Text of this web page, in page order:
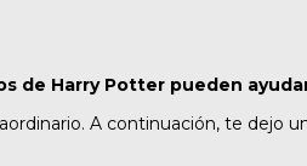
de Harry Potter pueden
A continuación, te dejo